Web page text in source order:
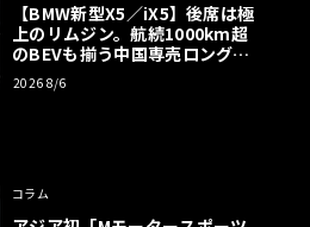
【BMW新型X5／iX5】後席は極
上のリムジン。航続1000km超
のBEVも揃う中国専売ロング仕
様の全貌
2026 8/6
コラム